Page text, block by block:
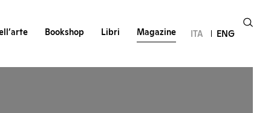
Bookshop Libri Magazine ITA ENG